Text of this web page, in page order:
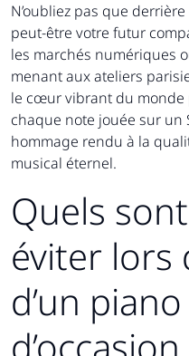
N’oubliez pas que
peut-être votre futur
les marchés numériques
menant aux ateliers
le cœur vibrant du monde
chaque note jouée sur un
hommage rendu à la
musical éternel.
Quels
éviter lors
d’un